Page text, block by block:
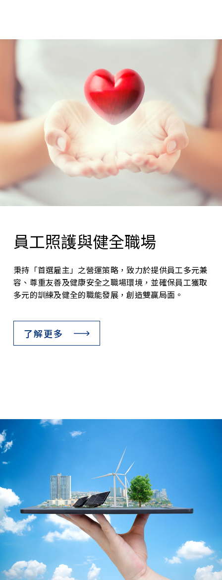
員工照護與健全職場
秉持「首選雇主」之營運策略，致力於提供員工多元兼
容、尊重友善及健康安全之職場環境，並確保員工獲取
多元的訓練及健全的職能發展，創造雙贏局面。
了解更多